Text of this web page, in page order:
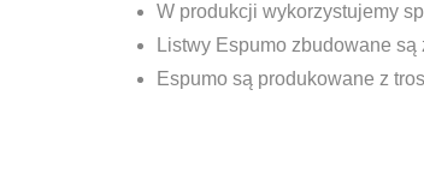
W produkcji wykorzystujemy
Listwy Espumo zbudowane
Espumo są produkowane z